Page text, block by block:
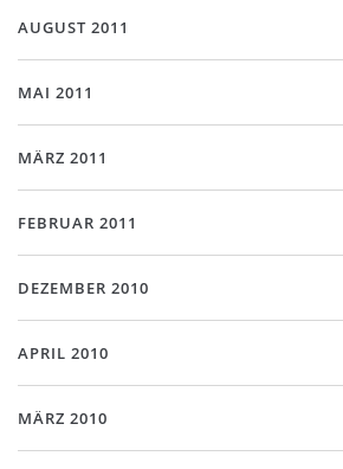
AUGUST 2011
MAI 2011
MÄRZ 2011
FEBRUAR 2011
DEZEMBER 2010
APRIL 2010
MÄRZ 2010